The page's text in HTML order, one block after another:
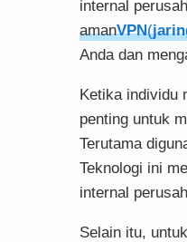
internal
amanVPN(
Anda dan
Ketika individu
penting untuk
Terutama
Teknologi ini
internal
Selain itu,